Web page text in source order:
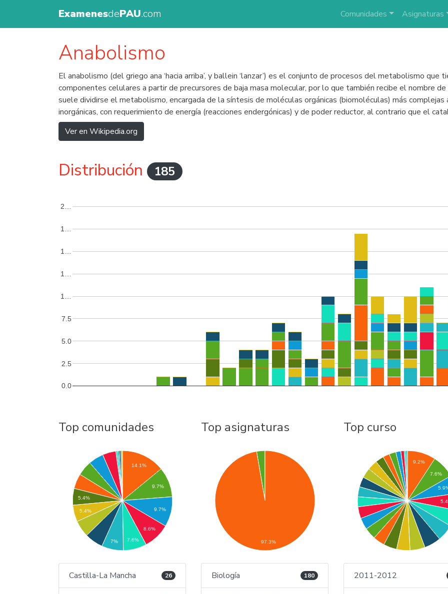
ExamenesdePAU.com Comunidades Asignaturas
Anabolismo
El anabolismo (del griego ana ‘hacia arriba’, y ballein ‘lanzar’) es el conjunto de procesos del metabolismo
componentes celulares a partir de precursores de baja masa molecular, por lo que también recibe el nombre
suele dividirse el metabolismo, encargada de la síntesis de moléculas orgánicas (biomoléculas) más
inorgánicas, con requerimiento de energía (reacciones endergónicas) y de poder reductor, al contrario que el
Ver en Wikipedia.org
Distribución 185
0.0
2.5
5.0
7.5
1…
1…
1…
1…
2…
Top comunidades
14.1%
9.7%
9.7%
8.6%
7.6%
5.4%
5.4%
7%
Castilla-La Mancha 26
Top asignaturas
97.3%
Biología 180
Top curso
9.2%
7.6%
2011-2012